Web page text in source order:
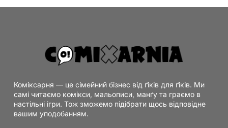
Коміксарня — це сімейний бізнес від ґіків для ґіків. Ми
самі читаємо комікси, мальописи, манґу та граємо в
настільні ігри. Тож зможемо підібрати щось відповідне
вашим уподобанням.